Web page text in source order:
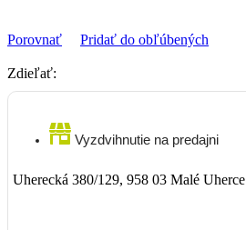
Porovnať Pridať do obľúbených
Zdieľať:
Vyzdvihnutie na predajni
Uherecká 380/129, 958 03 Malé Uherce